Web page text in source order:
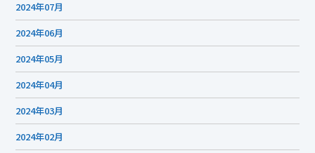
2024年07月
2024年06月
2024年05月
2024年04月
2024年03月
2024年02月